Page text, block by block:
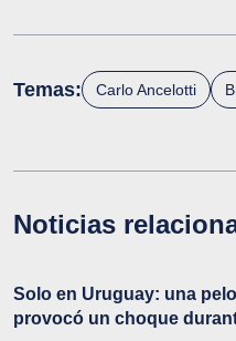
Temas: Carlo Ancelotti
Noticias
Solo en Uruguay: una
provocó un choque